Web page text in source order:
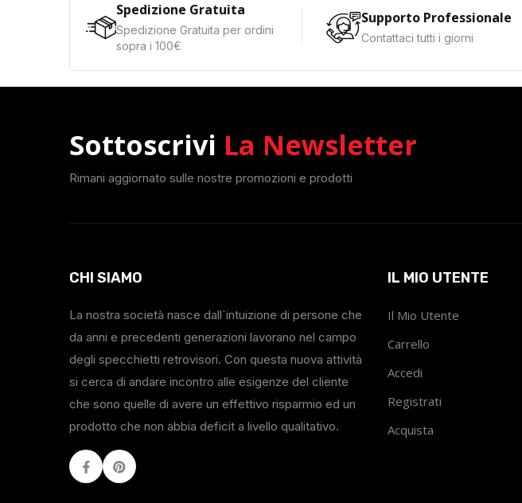
Spedizione Gratuita
Spedizione Gratuita per ordini
sopra i 100€
Supporto Professionale
Contattaci tutti i giorni
Sottoscrivi La Newsletter
Rimani aggiornato sulle nostre promozioni e prodotti
CHI SIAMO
La nostra società nasce dall`intuizione di persone che
da anni e precedenti generazioni lavorano nel campo
degli specchietti retrovisori. Con questa nuova attività
si cerca di andare incontro alle esigenze del cliente
che sono quelle di avere un effettivo risparmio ed un
prodotto che non abbia deficit a livello qualitativo.
FacebookYoutube
IL MIO UTENTE
Il Mio Utente
Carrello
Accedi
Registrati
Acquista